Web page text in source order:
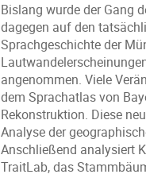
Bislang wurde der Gang
dagegen auf den
Sprachgeschichte der
angenommen. Viele
dem Sprachatlas von
Rekonstruktion. Diese
Analyse der
Anschließend analysiert
TraitLab, das